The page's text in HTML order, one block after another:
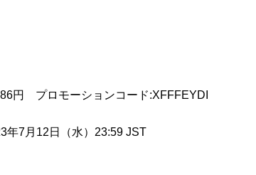
円 プロモーションコード:XFFFEYDI
年7月12日（水）23:59 JST